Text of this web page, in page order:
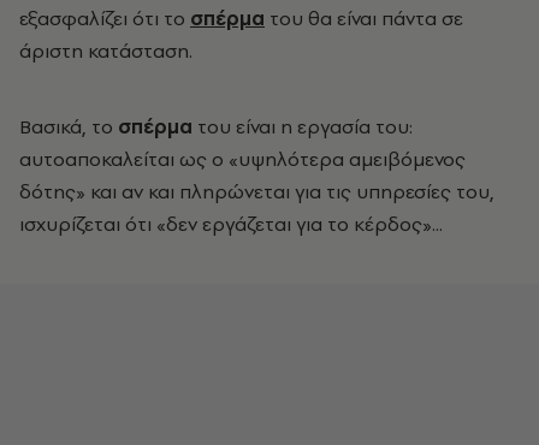
εξασφαλίζει ότι το σπέρμα του θα είναι πάντα σε
άριστη κατάσταση.
Βασικά, το σπέρμα του είναι η εργασία του:
αυτοαποκαλείται ως ο «υψηλότερα αμειβόμενος
δότης» και αν και πληρώνεται για τις υπηρεσίες του,
ισχυρίζεται ότι «δεν εργάζεται για το κέρδος»...